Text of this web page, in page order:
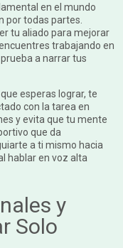
en el mundo
por todas partes.
tu aliado para mejorar
trabajando en
a narrar tus
esperas lograr, te
con la tarea en
y evita que tu mente
que da
a ti mismo hacia
hablar en voz alta
y
Solo